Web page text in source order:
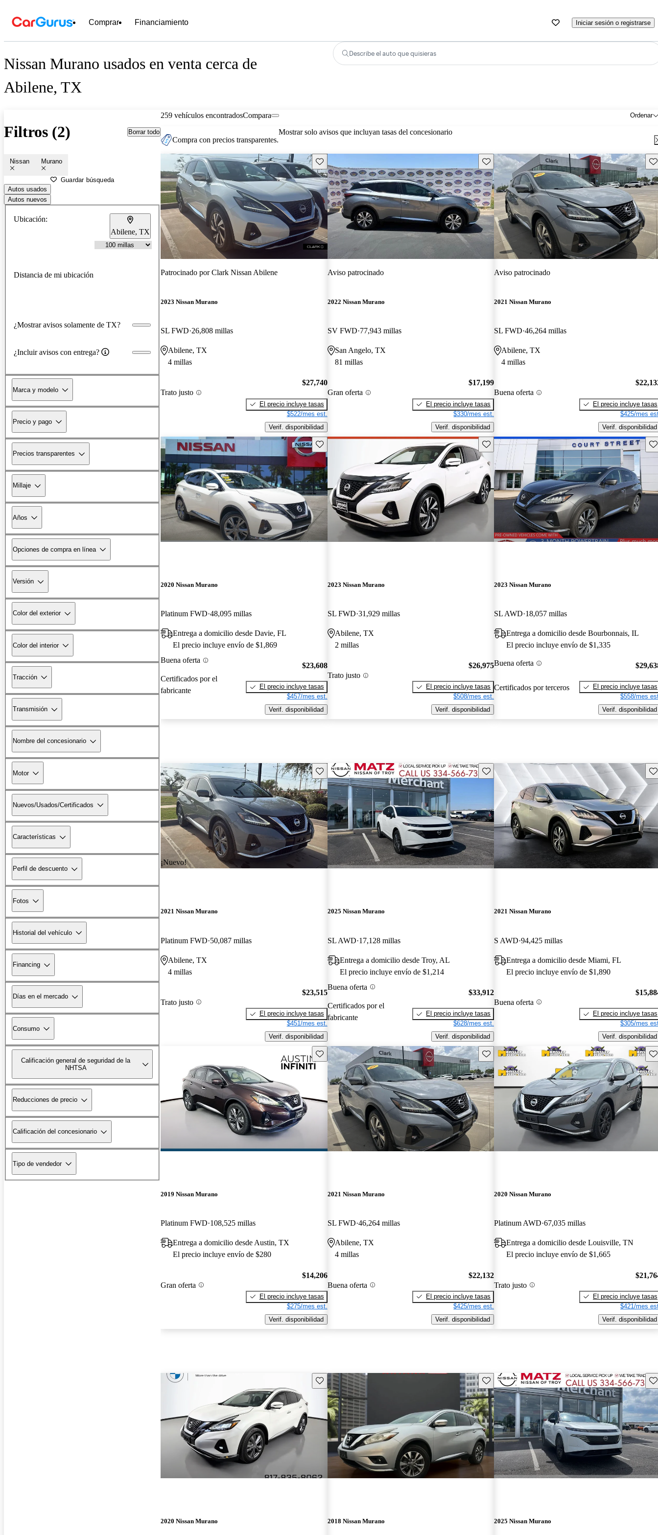
Comprar Financiamiento Iniciar sesión o registrarse
Nissan Murano usados en venta cerca de
Abilene, TX
Describe el auto que quisieras
Filtros (2) Borrar todo
Nissan Murano
Guardar búsqueda
Autos usados
Autos nuevos
Ubicación:
Abilene, TX
Distancia de mi ubicación
¿Mostrar avisos solamente de TX?
¿Incluir avisos con entrega?
Marca y modelo
Precio y pago
Precios transparentes
Millaje
Años
Opciones de compra en línea
Versión
Color del exterior
Color del interior
Tracción
Transmisión
Nombre del concesionario
Motor
Nuevos/Usados/Certificados
Características
Perfil de descuento
Fotos
Historial del vehículo
Financing
Días en el mercado
Consumo
Calificación general de seguridad de la
NHTSA
Reducciones de precio
Calificación del concesionario
Tipo de vendedor
259 vehículos encontrados Ordenar
Compara
Compra con precios transparentes.
Mostrar solo avisos que incluyan tasas del concesionario
Guarda este Aviso
Patrocinado porClark Nissan Abilene
2023 Nissan Murano
SL FWD 26,808 millas
Abilene, TX
4 millas
Trato justo
$27,740
El precio incluye tasas
$522/mes est.
Verif. disponibilidad
Guarda este Aviso
Aviso patrocinado
2022 Nissan Murano
SV FWD 77,943 millas
San Angelo, TX
81 millas
Gran oferta
$17,199
El precio incluye tasas
$330/mes est.
Verif. disponibilidad
Aviso patrocinado
2021 Nissan Murano
SL FWD 46,264 millas
Abilene, TX
4 millas
Buena oferta
El precio incluye tasas
$425/mes
Verif. disponibilidad
Guarda este Aviso
2020 Nissan Murano
Platinum FWD 48,095 millas
Entrega a domicilio desde Davie, FL
El precio incluye envío de $1,869
Buena oferta
Certificados por el
fabricante
$23,608
El precio incluye tasas
$457/mes est.
Verif. disponibilidad
Guarda este Aviso
2023 Nissan Murano
SL FWD 31,929 millas
Abilene, TX
2 millas
Trato justo
$26,975
El precio incluye tasas
$508/mes est.
Verif. disponibilidad
2023 Nissan Murano
SL AWD 18,057 millas
Entrega a domicilio desde Bourbonnais, IL
El precio incluye envío de $1,335
Buena oferta
Certificados por terceros
El precio incluye tasas
$558/mes
Verif. disponibilidad
¡Nuevo!
Guarda este Aviso
2021 Nissan Murano
Platinum FWD 50,087 millas
Abilene, TX
4 millas
Trato justo
$23,515
El precio incluye tasas
$451/mes est.
Verif. disponibilidad
Guarda este Aviso
2025 Nissan Murano
SL AWD 17,128 millas
Entrega a domicilio desde Troy, AL
El precio incluye envío de $1,214
Buena oferta
Certificados por el
fabricante
$33,912
El precio incluye tasas
$628/mes est.
Verif. disponibilidad
2021 Nissan Murano
S AWD 94,425 millas
Entrega a domicilio desde Miami, FL
El precio incluye envío de $1,890
Buena oferta
El precio incluye tasas
$305/mes
Verif. disponibilidad
Guarda este Aviso
2019 Nissan Murano
Platinum FWD 108,525 millas
Entrega a domicilio desde Austin, TX
El precio incluye envío de $280
Gran oferta
$14,206
El precio incluye tasas
$275/mes est.
Verif. disponibilidad
Guarda este Aviso
2021 Nissan Murano
SL FWD 46,264 millas
Abilene, TX
4 millas
Buena oferta
$22,132
El precio incluye tasas
$425/mes est.
Verif. disponibilidad
2020 Nissan Murano
Platinum AWD 67,035 millas
Entrega a domicilio desde Louisville, TN
El precio incluye envío de $1,665
Trato justo
El precio incluye tasas
$421/mes
Verif. disponibilidad
Guarda este Aviso
2020 Nissan Murano
Guarda este Aviso
2018 Nissan Murano 2025 Nissan Murano